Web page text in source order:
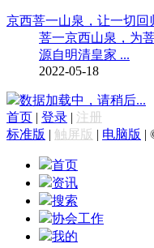
京西菩一山泉，让一切回
菩一京西山泉，为
源自明清皇家 ...
2022-05-18
数据加载中，请稍后...
首页 | 登录 | 注册
标准版 | 触屏版 | 电脑版 |
首页
资讯
搜索
协会工作
我的